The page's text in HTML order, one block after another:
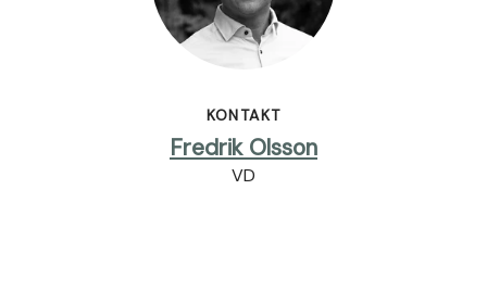
KONTAKT
Fredrik Olsson
VD